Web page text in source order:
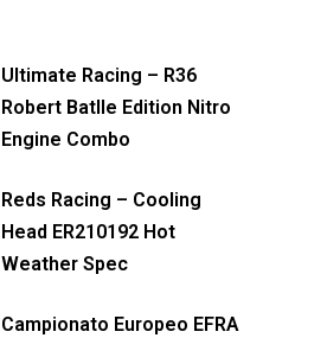
Ultimate Racing – R36
Robert Batlle Edition Nitro
Engine Combo
Reds Racing – Cooling
Head ER210192 Hot
Weather Spec
Campionato Europeo EFRA